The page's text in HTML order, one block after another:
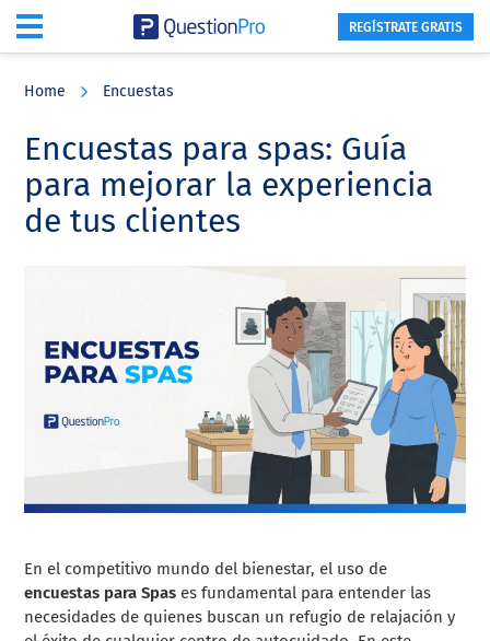
content
sidebar
REGÍSTRATE GRATIS
Home Encuestas
Encuestas para spas: Guía
para mejorar la experiencia
de tus clientes
En el competitivo mundo del bienestar, el uso de
encuestas para Spas es fundamental para entender las
necesidades de quienes buscan un refugio de relajación y